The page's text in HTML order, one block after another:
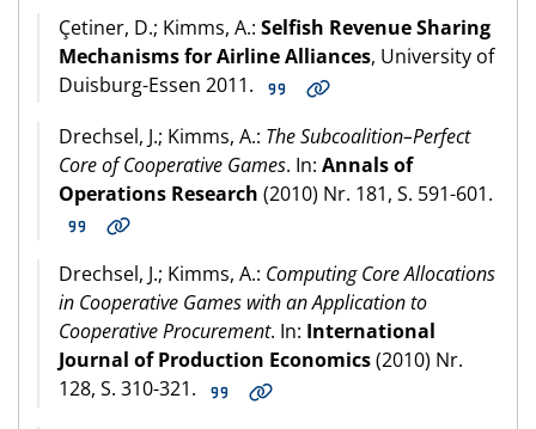
Çetiner, D.; Kimms, A.: Selfish Revenue Sharing
Mechanisms for Airline Alliances, University of
Duisburg-Essen 2011.
Drechsel, J.; Kimms, A.: The Subcoalition–Perfect
Core of Cooperative Games. In: Annals of
Operations Research (2010) Nr. 181, S. 591-601.
Drechsel, J.; Kimms, A.: Computing Core Allocations
in Cooperative Games with an Application to
Cooperative Procurement. In: International
Journal of Production Economics(2010) Nr.
128, S. 310-321.